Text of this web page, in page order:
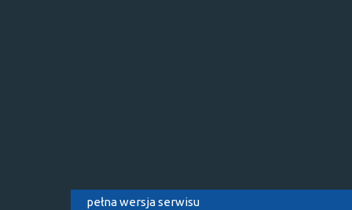
pełna wersja serwisu